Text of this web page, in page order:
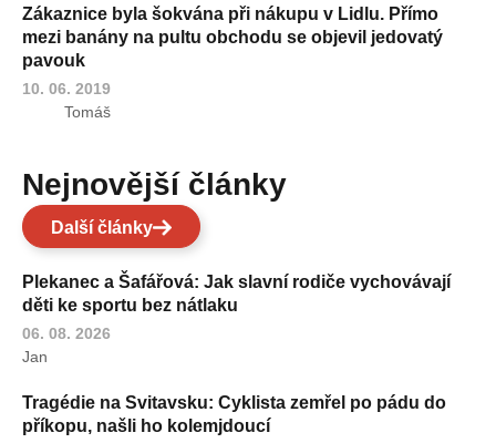
Zákaznice byla šokvána při nákupu v Lidlu. Přímo
mezi banány na pultu obchodu se objevil jedovatý
pavouk
10. 06. 2019
Tomáš
Nejnovější články
Další články
Plekanec a Šafářová: Jak slavní rodiče vychovávají
děti ke sportu bez nátlaku
06. 08. 2026
Jan
Tragédie na Svitavsku: Cyklista zemřel po pádu do
příkopu, našli ho kolemjdoucí